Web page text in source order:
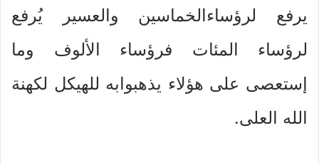
يرفع لرؤساءالخماسين والعسير يُرفع
لرؤساء المئات فرؤساء الألوف وما
إستعصى على هؤلاء يذهبوابه للهيكل لكهنة
الله العلى.